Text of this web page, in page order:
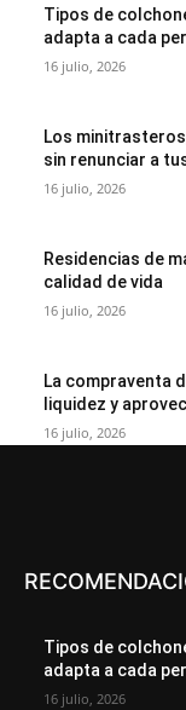
Tipos de
adapta a cada
16 julio, 2026
Los
sin renunciar a
16 julio, 2026
Residencias de
calidad de vida
16 julio, 2026
La compraventa
liquidez y
16 julio, 2026
Tipos de
adapta a cada
16 julio, 2026